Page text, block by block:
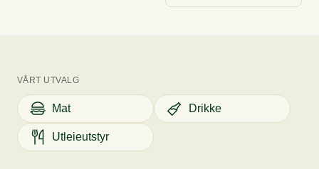
VÅRT UTVALG
Mat Drikke
Utleieutstyr